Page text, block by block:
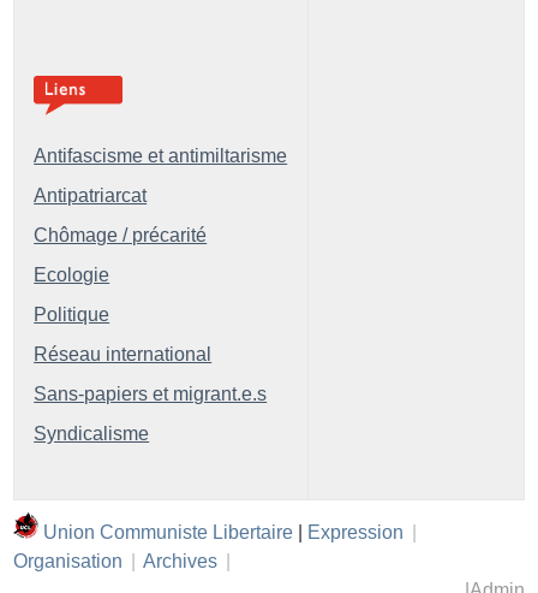
Antifascisme et antimiltarisme
Antipatriarcat
Chômage / précarité
Ecologie
Politique
Réseau international
Sans-papiers et migrant.e.s
Syndicalisme
Union Communiste Libertaire Expression
Organisation
Archives